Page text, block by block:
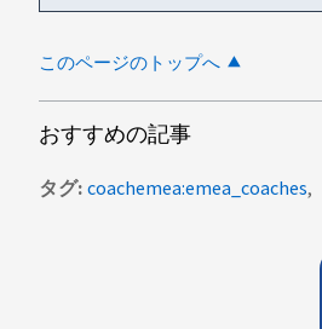
このページのトップへ
おすすめの記事
タグ coachemea:emea_coaches